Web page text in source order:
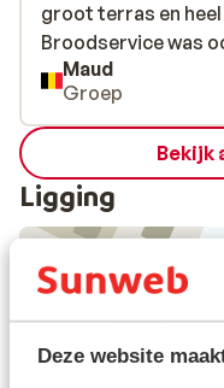
Deze website
groot terras en
Broodservice was
groot terras en
Broodservice was
Maud
Groep
Bekijk
Ligging